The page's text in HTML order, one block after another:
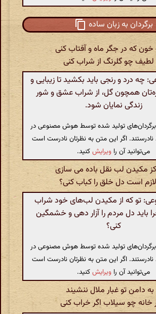
برگردان به زبان ساده
که در جگر ماه و آفتاب کنی
چو گلرنگ از شراب کنی
درد و رنجی باید بکشید تا زیبایی و
همچون گل، از شراب عشق و شور
زندگی نمایان شود.
برگردان‌های تولید شده توسط هوش مصنوعی در
نادرستند. اگر این متن به نظرتان نادرست است
می‌توانید آن را ویرایشکنید.
مکیدن لب نقل باده می سازی
است دل خلق را کباب کنی؟
تو که از مکیدن لب‌های خود شراب
باید دل مردم را آزار دهی و خشمگین
کنی؟
برگردان‌های تولید شده توسط هوش مصنوعی در
نادرستند. اگر این متن به نظرتان نادرست است
می‌توانید آن را ویرایشکنید.
به دامن تو غبار ملال ننشیند
خانه چو سیلاب اگر خراب کنی